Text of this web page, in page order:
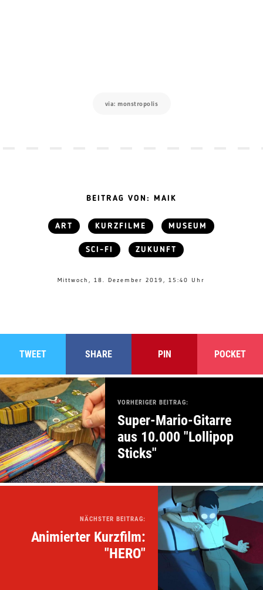
via: monstropolis
BEITRAG VON: MAIK
ART KURZFILME MUSEUM
SCI-FI ZUKUNFT
Mittwoch, 18. Dezember 2019, 15:40 Uhr
TWEET SHARE PIN POCKET
VORHERIGER BEITRAG:
Super-Mario-Gitarre
aus 10.000 "Lollipop
Sticks"
NÄCHSTER BEITRAG:
Animierter Kurzfilm:
"HERO"